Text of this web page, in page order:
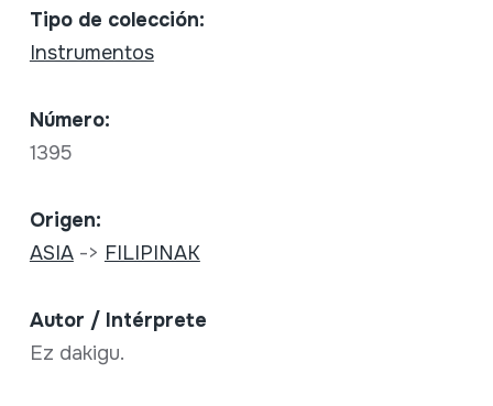
Tipo de colección:
Instrumentos
Número:
1395
Origen:
ASIA-> FILIPINAK
Autor / Intérprete
Ez dakigu.